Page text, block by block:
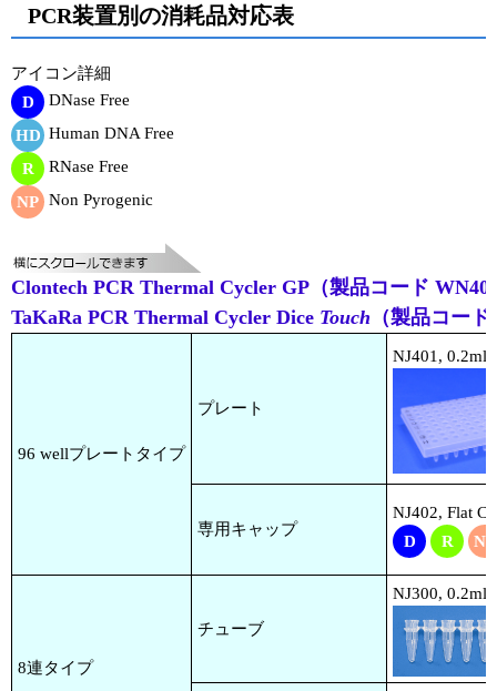
PCR装置別の消耗品対応表
アイコン詳細
D
DNase Free
HD Human DNA Free
R
RNase Free
NP Non Pyrogenic
Clontech PCR Thermal Cycler GP（製品コード
TaKaRa PCR Thermal Cycler Dice Touch （製品コー
96 wellプレートタイプ
プレート
NJ401, 0.2ml
専用キャップ
NJ402, Flat
D
R NP
8連タイプ
チューブ
NJ300, 0.2ml